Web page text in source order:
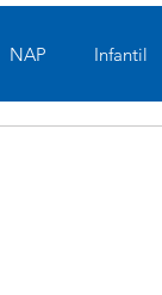
NAP Infantil